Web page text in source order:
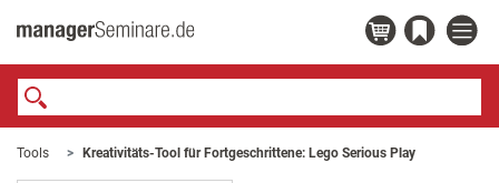
Tools Kreativitäts-Tool für Fortgeschrittene: Lego Serious Play